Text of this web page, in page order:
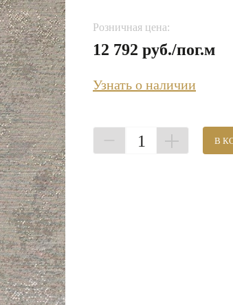
Розничная цена:
12 792 руб./пог.м
Узнать о наличии
1 В